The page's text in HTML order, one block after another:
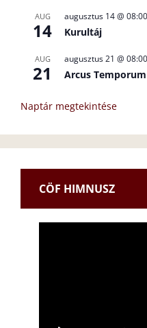
AUG
14
augusztus 14 @ 08:00
Kurultáj
AUG
21
augusztus 21 @ 08:00
Arcus
Naptár megtekintése
CÖF HIMNUSZ